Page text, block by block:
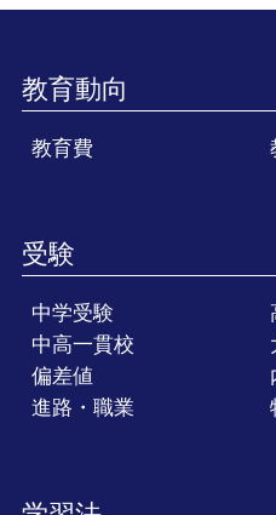
教育動向
教育費
受験
中学受験
中高一貫校
偏差値
進路・職業